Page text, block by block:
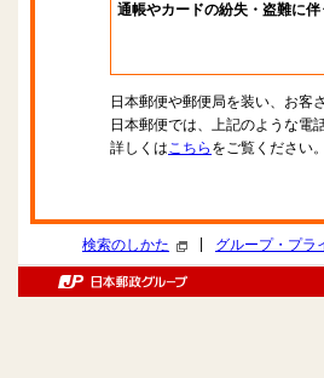
通帳やカードの紛失・盗難に
日本郵便や郵便局を装い、お客
日本郵便では、上記のような電
詳しくはこちら をご覧ください。
検索のしかた グループ・プラ